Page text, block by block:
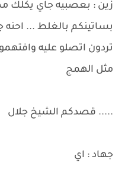
زين : بعصبيه جاي يكلك
بساتينكم بالغلط ...
تردون اتصلو عليه
مثل الهمج
..... قصدكم الشيخ جلال
جهاد : اي